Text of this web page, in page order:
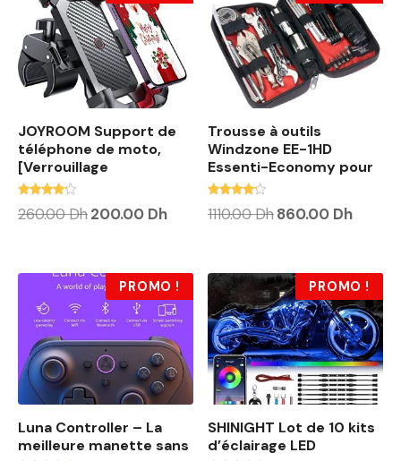
JOYROOM Support de
téléphone de moto,
[Verrouillage
4.00
260.00Dh L
x
t
a
é
a
i
t
200.00 DhL
x
a
c
t
u
e
l
e
s
:
2
Trousse à outils
Windzone EE-1HD
Essenti-Economy pour
4.00
1110.00Dh L
x
i
n
i
t
i
a
l
é
a
i
t
860.00 DhL
x
a
c
t
u
e
l
e
s
PROMO !
Luna Controller – La
meilleure manette sans
PROMO !
SHINIGHT Lot de 10 kits
d’éclairage LED